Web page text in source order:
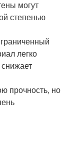
могут
степенью
легко
прочность, но